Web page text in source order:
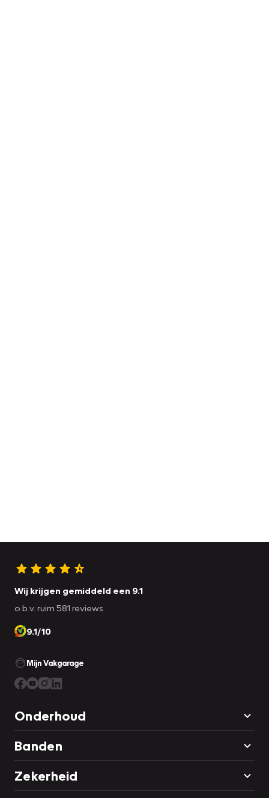
Wij krijgen gemiddeld een 9.1
o.b.v. ruim 581 reviews
9.1/10
Mijn Vakgarage
Onderhoud
Banden
Zekerheid